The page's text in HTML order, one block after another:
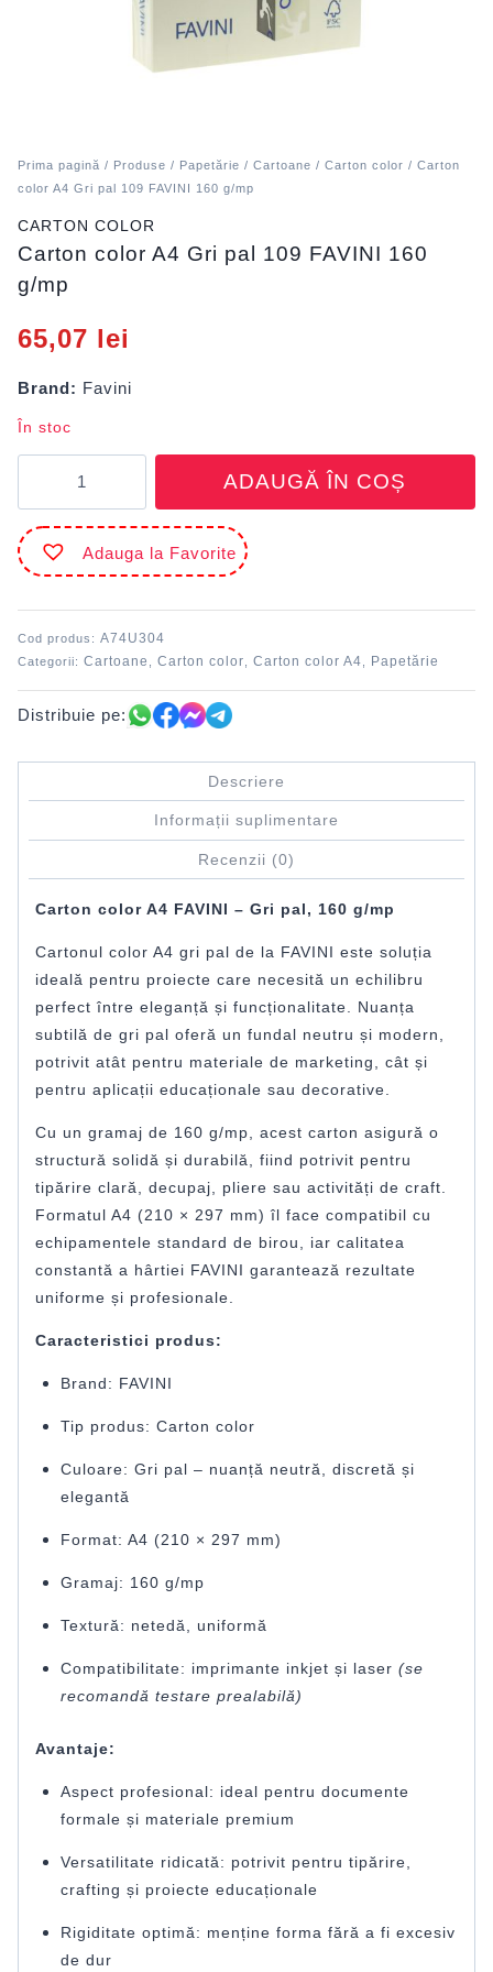
Prima pagină / Produse / Papetărie / Cartoane / Carton color / Carton
color A4 Gri pal 109 FAVINI 160 g/mp
CARTON COLOR
Carton color A4 Gri pal 109 FAVINI 160
g/mp
65,07 lei
Brand: Favini
În stoc
color
A4
Gri
pal
g/mp
ADAUGĂ ÎN COȘ
Adauga la Favorite
Cod produs: A74U304
Categorii: Cartoane Carton color Carton color A4 Papetărie
Distribuie pe:
Descriere
Informații suplimentare
Recenzii (0)
Carton color A4 FAVINI – Gri pal, 160 g/mp
Cartonul color A4 gri pal de la FAVINI este soluția
ideală pentru proiecte care necesită un echilibru
perfect între eleganță și funcționalitate. Nuanța
subtilă de gri pal oferă un fundal neutru și modern,
potrivit atât pentru materiale de marketing, cât și
pentru aplicații educaționale sau decorative.
Cu un gramaj de 160 g/mp, acest carton asigură o
structură solidă și durabilă, fiind potrivit pentru
tipărire clară, decupaj, pliere sau activități de craft.
Formatul A4 (210 × 297 mm) îl face compatibil cu
echipamentele standard de birou, iar calitatea
constantă a hârtiei FAVINI garantează rezultate
uniforme și profesionale.
Caracteristici produs:
Brand: FAVINI
Tip produs: Carton color
Culoare: Gri pal – nuanță neutră, discretă și
elegantă
Format: A4 (210 × 297 mm)
Gramaj: 160 g/mp
Textură: netedă, uniformă
Compatibilitate: imprimante inkjet și laser (se
recomandă testare prealabilă)
Avantaje:
Aspect profesional: ideal pentru documente
formale și materiale premium
Versatilitate ridicată: potrivit pentru tipărire,
crafting și proiecte educaționale
Rigiditate optimă: menține forma fără a fi excesiv
de dur